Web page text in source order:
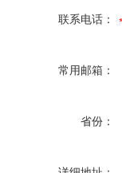
联系电话：
常用邮箱：
省份：